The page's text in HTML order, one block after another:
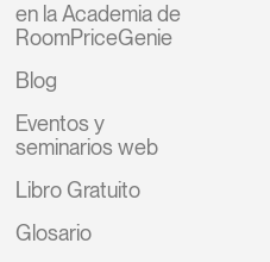
en la Academia de
RoomPriceGenie
Blog
Eventos y
seminarios web
Libro Gratuito
Glosario